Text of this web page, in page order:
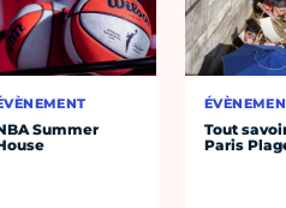
Summer
Tout
Paris